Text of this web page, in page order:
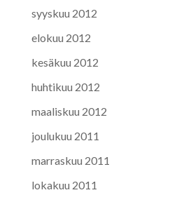
syyskuu 2012
elokuu 2012
kesäkuu 2012
huhtikuu 2012
maaliskuu 2012
joulukuu 2011
marraskuu 2011
lokakuu 2011